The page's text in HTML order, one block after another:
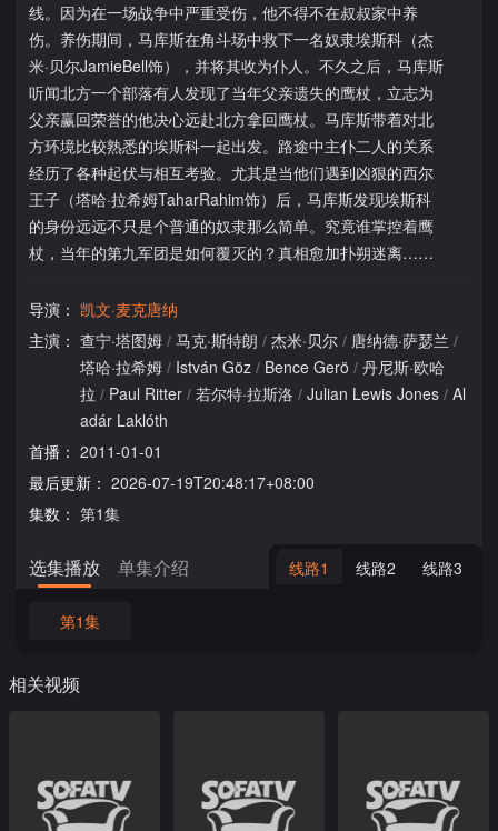
线。因为在一场战争中严重受伤，他不得不在叔叔家中养
伤。养伤期间，马库斯在角斗场中救下一名奴隶埃斯科（杰
米·贝尔JamieBell饰），并将其收为仆人。不久之后，马库斯
听闻北方一个部落有人发现了当年父亲遗失的鹰杖，立志为
父亲赢回荣誉的他决心远赴北方拿回鹰杖。马库斯带着对北
方环境比较熟悉的埃斯科一起出发。路途中主仆二人的关系
经历了各种起伏与相互考验。尤其是当他们遇到凶狠的西尔
王子（塔哈·拉希姆TaharRahim饰）后，马库斯发现埃斯科
的身份远远不只是个普通的奴隶那么简单。究竟谁掌控着鹰
杖，当年的第九军团是如何覆灭的？真相愈加扑朔迷离……
导演： 凯文·麦克唐纳
主演： 查宁·塔图姆 / 马克·斯特朗 / 杰米·贝尔 / 唐纳德·萨瑟兰 /
塔哈·拉希姆 / István Göz / Bence Gerö / 丹尼斯·欧哈
拉 / Paul Ritter / 若尔特·拉斯洛 / Julian Lewis Jones / Al
adár Laklóth
首播： 2011-01-01
最后更新： 2026-07-19T20:48:17+08:00
集数： 第1集
选集播放 单集介绍 线路1 线路2 线路3
第1集
相关视频